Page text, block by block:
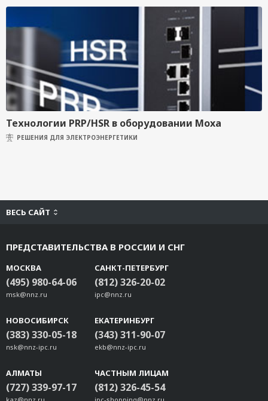
Технологии PRP/HSR в оборудовании Moxa
РЕШЕНИЯ ДЛЯ ЭЛЕКТРОЭНЕРГЕТИКИ
ВЕСЬ САЙТ
ПРЕДСТАВИТЕЛЬСТВА В РОССИИ И СНГ
МОСКВА
(495) 980-64-06
msk@nnz.ru
САНКТ-ПЕТЕРБУРГ
(812) 326-20-02
ipc@nnz.ru
НОВОСИБИРСК
(383) 330-05-18
nsk@nnz-ipc.ru
ЕКАТЕРИНБУРГ
(343) 311-90-07
ekb@nnz-ipc.ru
АЛМАТЫ
(727) 339-97-17
ЧАСТНЫМ ЛИЦАМ
(812) 326-45-54